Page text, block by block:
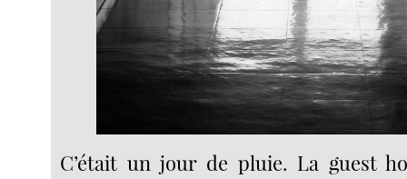
C’était un jour de pluie. La guest